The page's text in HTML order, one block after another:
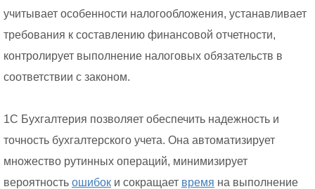
учитывает особенности налогообложения, устанавливает
требования к составлению финансовой отчетности,
контролирует выполнение налоговых обязательств в
соответствии с законом.
1С Бухгалтерия позволяет обеспечить надежность и
точность бухгалтерского учета. Она автоматизирует
множество рутинных операций, минимизирует
вероятность ошибок и сокращает время на выполнение